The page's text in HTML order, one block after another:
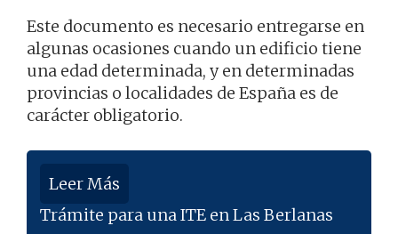
Este documento es necesario entregarse en
algunas ocasiones cuando un edificio tiene
una edad determinada, y en determinadas
provincias o localidades de España es de
carácter obligatorio.
Leer Más
Trámite para una ITE en Las Berlanas